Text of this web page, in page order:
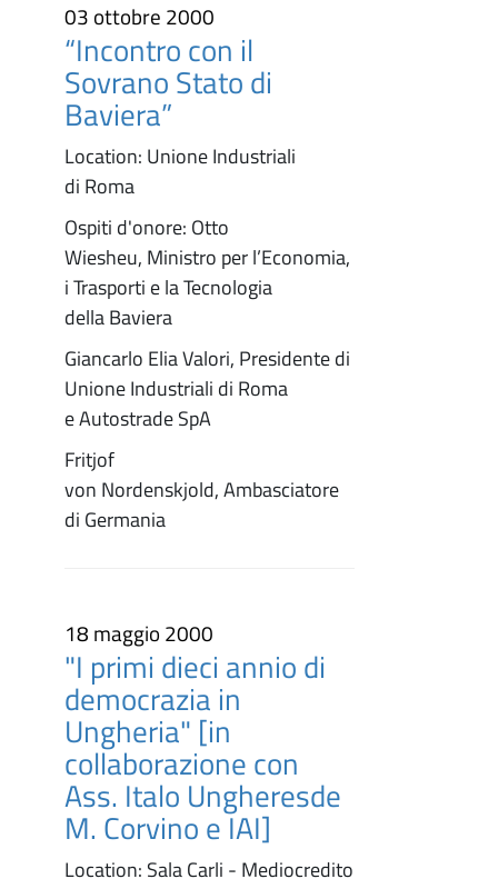
03 ottobre 2000
“Incontro con il
Sovrano Stato di
Baviera”
Location: Unione Industriali
di Roma
Ospiti d'onore: Otto
Wiesheu, Ministro per l’Economia,
i Trasporti e la Tecnologia
della Baviera
Giancarlo Elia Valori, Presidente di
Unione Industriali di Roma
e Autostrade SpA
Fritjof
von Nordenskjold, Ambasciatore
di Germania
18 maggio 2000
"I primi dieci annio di
democrazia in
Ungheria" [in
collaborazione con
Ass. Italo Ungheresde
M. Corvino e IAI]
Location: Sala Carli - Mediocredito